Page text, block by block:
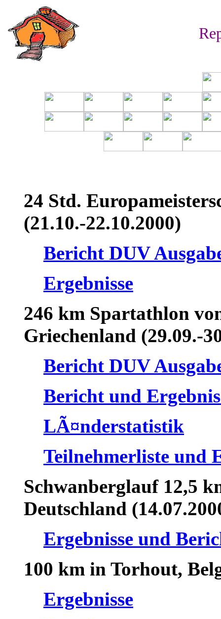
24 Std.
(21.10.-22.10.2000)
Bericht DUV
Ergebnisse
246 km Spartathlon
Griechenland (29.09.-
Bericht DUV
Bericht und
LÃ¤nderstatistik
Teilnehmerliste und
Schwanberglauf 12,5
Deutschland
Ergebnisse und
100 km in Torhout,
Ergebnisse